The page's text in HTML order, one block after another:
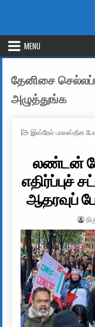
MENU
தேனிசை
அழுத்துங்க
POSTED IN
இஸ்ரேல் பாலஸ்தீன
லண்டன்
ஆதரவுப்